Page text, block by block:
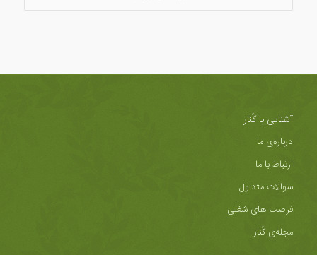
آشنایی با کُنار
درباره‌ی ما
ارتباط با ما
سوالات متداول
فرصت های شغلی
مجله‌ی کُنار